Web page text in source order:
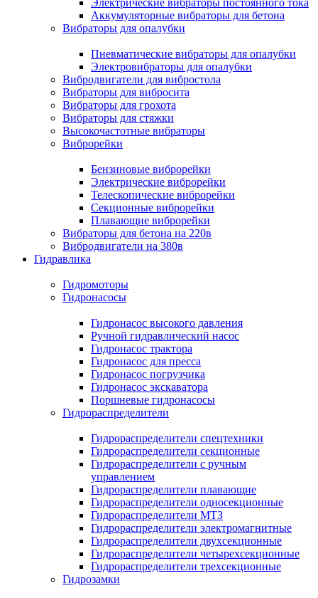
Электрические вибраторы постоянного тока
Аккумуляторные вибраторы для бетона
Вибраторы для опалубки
Пневматические вибраторы для опалубки
Электровибраторы для опалубки
Вибродвигатели для вибростола
Вибраторы для вибросита
Вибраторы для грохота
Вибраторы для стяжки
Высокочастотные вибраторы
Виброрейки
Бензиновые виброрейки
Электрические виброрейки
Телескопические виброрейки
Секционные виброрейки
Плавающие виброрейки
Вибраторы для бетона на 220в
Вибродвигатели на 380в
Гидравлика
Гидромоторы
Гидронасосы
Гидронасос высокого давления
Ручной гидравлический насос
Гидронасос трактора
Гидронасос для пресса
Гидронасос погрузчика
Гидронасос экскаватора
Поршневые гидронасосы
Гидрораспределители
Гидрораспределители спецтехники
Гидрораспределители секционные
Гидрораспределители с ручным
управлением
Гидрораспределители плавающие
Гидрораспределители односекционные
Гидрораспределители МТЗ
Гидрораспределители электромагнитные
Гидрораспределители двухсекционные
Гидрораспределители четырехсекционные
Гидрораспределители трехсекционные
Гидрозамки